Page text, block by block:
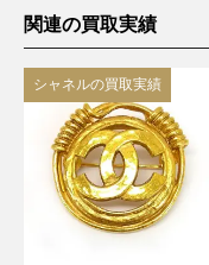
関連の買取実績
シャネルの買取実績